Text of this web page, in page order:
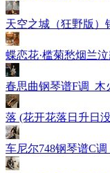
天空之城（狂野版）
蝶恋花·槛菊愁烟兰
春思曲钢琴谱F调_木
落 (花开花落日升日
车尼尔748钢琴谱C